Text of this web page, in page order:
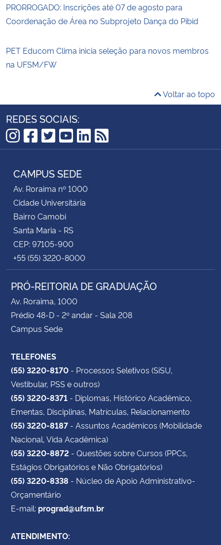
PRORROGADO: Inscrições até 07 de agosto para
Coordenação de Área no Subprojeto Dança do Pibid
PET Educom Clima inicia seleção para novos membros
na UFSM/FW
Voltar ao topo
REDES SOCIAIS:
Instagram
Facebook
Twitter
YouTube
LinkedIn
RSS
CAMPUS SEDE
Av. Roraima nº 1000
Cidade Universitária
Bairro Camobi
Santa Maria - RS
CEP: 97105-900
+55 (55) 3220-8000
PRÓ-REITORIA DE GRADUAÇÃO
Av. Roraima, 1000
Prédio 48-D - 2º andar - Sala 208
Campus Sede
TELEFONES
(55) 3220-8170 - Processos Seletivos (SiSU,
Vestibular, PSS e outros)
(55) 3220-8371 - Diplomas, Histórico Acadêmico,
Ementas, Disciplinas, Matrículas, Relacionamento
(55) 3220-8187 - Assuntos Acadêmicos (Mobilidade
Nacional, Vida Acadêmica)
(55) 3220-8872 - Questões sobre Cursos (PPCs,
Estágios Obrigatórios e Não Obrigatórios)
(55) 3220-8338 - Núcleo de Apoio Administrativo-
Orçamentário
E-mail: prograd@ufsm.br
ATENDIMENTO: